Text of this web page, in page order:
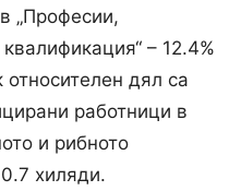
„Професии,
– 12.4%
дял са
работници в
и рибното
хиляди.